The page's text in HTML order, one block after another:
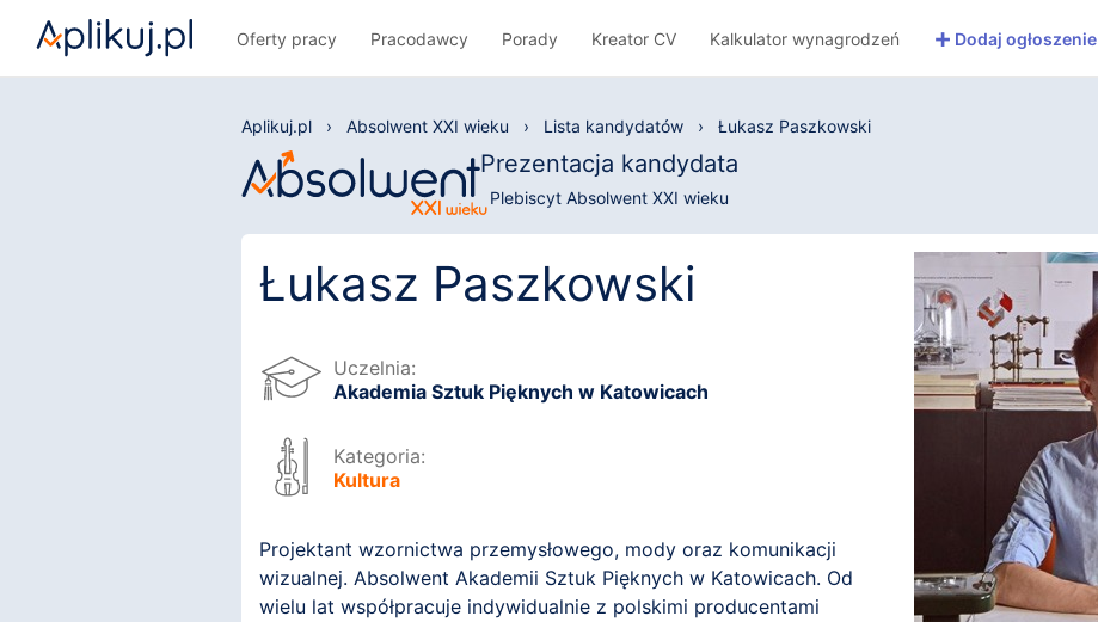
Oferty pracy Pracodawcy Porady Kreator CV Kalkulator wynagrodzeń + Dodaj ogłoszenie
Aplikuj.pl › Absolwent XXI wieku › Lista kandydatów › Łukasz Paszkowski
Prezentacja kandydata
Plebiscyt Absolwent XXI wieku
Łukasz Paszkowski
Uczelnia:
Akademia Sztuk Pięknych w Katowicach
Kategoria:
Kultura
Projektant wzornictwa przemysłowego, mody oraz komunikacji
wizualnej. Absolwent Akademii Sztuk Pięknych w Katowicach. Od
wielu lat współpracuje indywidualnie z polskimi producentami